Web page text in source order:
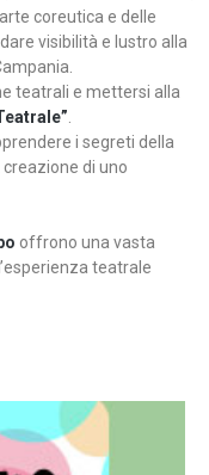
coreutica e delle
visibilità e lustro alla
teatrali e mettersi alla
i segreti della
di uno
offrono una vasta
teatrale